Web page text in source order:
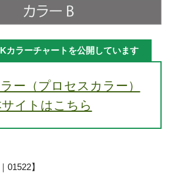
カラーチャートを公開しています
ー（プロセスカラー）
イトはこちら
01522】